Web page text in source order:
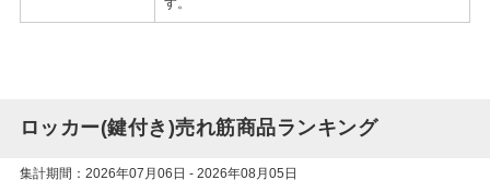
す。
ロッカー(鍵付き)売れ筋商品ランキング
集計期間：2026年07月06日 - 2026年08月05日